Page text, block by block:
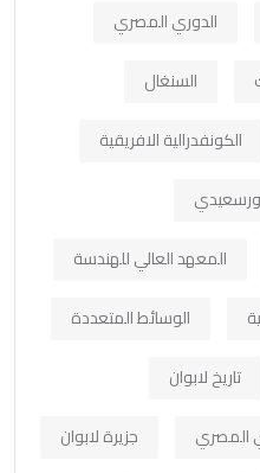
الدوري المصري
السنغال
الكونفدرالية الافريقية
المعهد العالي للهندسة
الوسائط المتعددة
تاريخ لابوان
المصري
جزيرة لابوان